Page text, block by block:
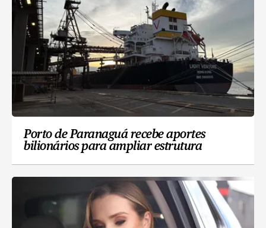
Porto de Paranaguá recebe aportes
bilionários para ampliar estrutura